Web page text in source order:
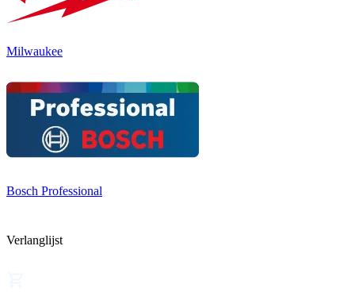
Milwaukee
Bosch Professional
Verlanglijst